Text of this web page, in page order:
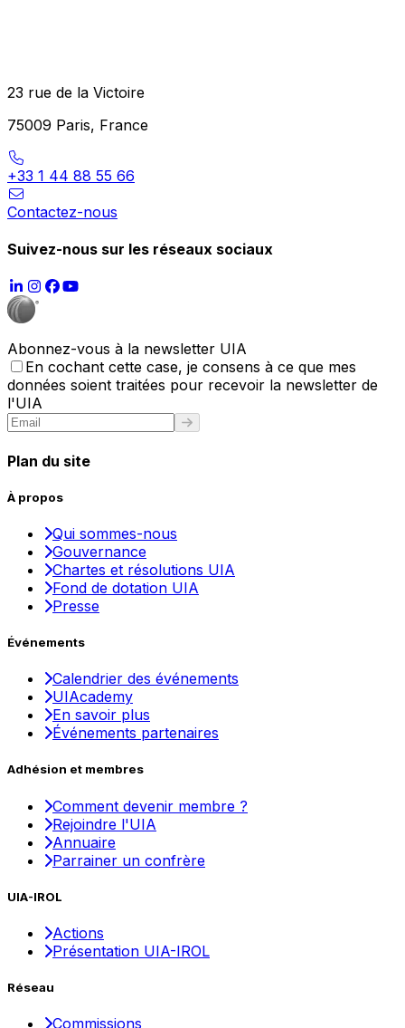
23 rue de la Victoire
75009 Paris, France
+33 1 44 88 55 66
Contactez-nous
Suivez-nous sur les réseaux sociaux
Abonnez-vous à la newsletter UIA
En cochant cette case, je consens à ce que mes
données soient traitées pour recevoir la newsletter de
l'UIA
Plan du site
À propos
Qui sommes-nous
Gouvernance
Chartes et résolutions UIA
Fond de dotation UIA
Presse
Événements
Calendrier des événements
UIAcademy
En savoir plus
Événements partenaires
Adhésion et membres
Comment devenir membre ?
Rejoindre l'UIA
Annuaire
Parrainer un confrère
UIA-IROL
Actions
Présentation UIA-IROL
Réseau
Commissions